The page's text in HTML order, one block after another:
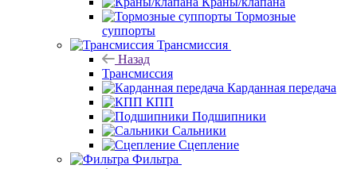
Тормозные
суппорты
Трансмиссия
Назад
Трансмиссия
Карданная передача
КПП
Подшипники
Сальники
Сцепление
Фильтра